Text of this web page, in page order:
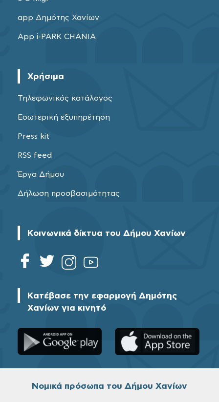
app Δημότης Χανίων
App i-PARK CHANIA
Χρήσιμα
Τηλεφωνικός κατάλογος
Εσωτερική εξυπηρέτηση
Press kit
RSS feed
Έργα Δήμου
Δήλωση προσβασιμότητας
Κοινωνικά δίκτυα του Δήμου Χανίων
Κατέβασε την εφαρμογή Δημότης
Χανίων για κινητό
Νομικά πρόσωπα του Δήμου Χανίων